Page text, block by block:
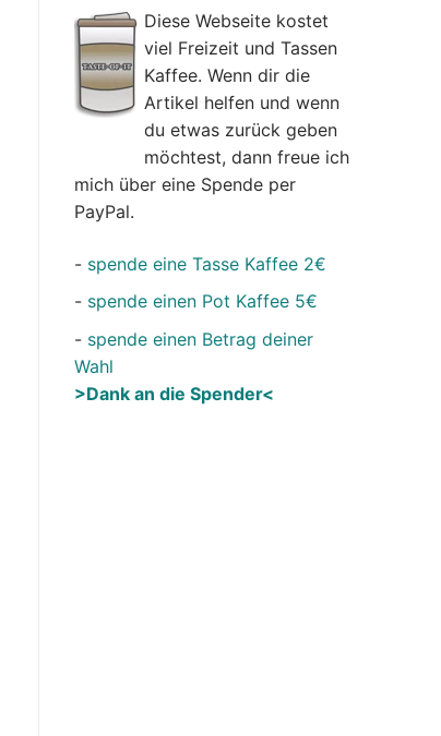
Diese Webseite kostet
viel Freizeit und Tassen
Kaffee. Wenn dir die
Artikel helfen und wenn
du etwas zurück geben
möchtest, dann freue ich
mich über eine Spende per
PayPal.
- spende eine Tasse Kaffee 2€
- spende einen Pot Kaffee 5€
- spende einen Betrag deiner
Wahl
>Dank an die Spender<